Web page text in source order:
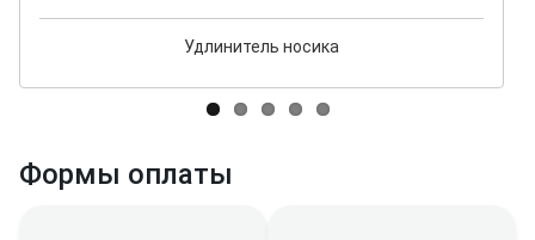
Удлинитель носика
Формы оплаты